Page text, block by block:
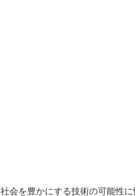
社会を豊かにする技術の可能性